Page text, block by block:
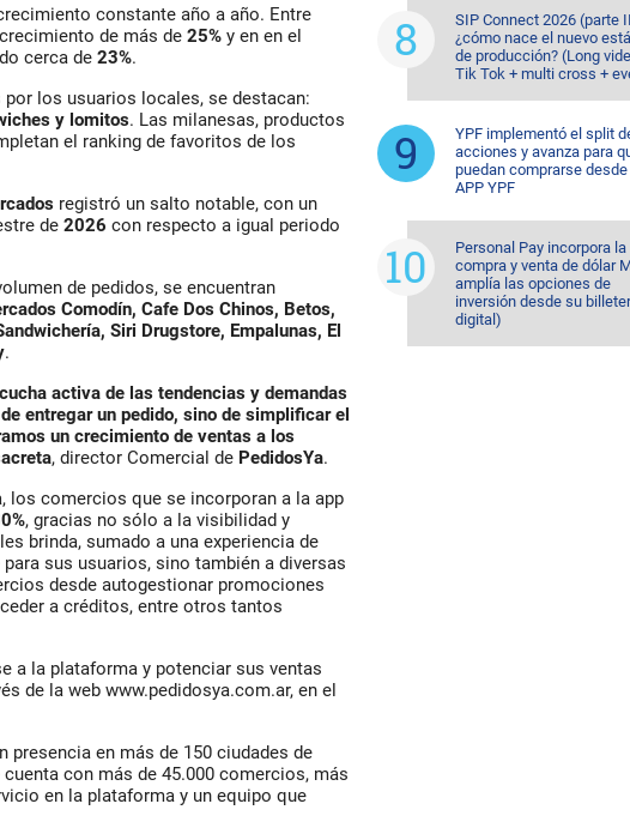
constante año a año. Entre
de más de 25% y en en el
cerca de 23%.
los usuarios locales, se destacan:
y lomitos. Las milanesas, productos
el ranking de favoritos de los
registró un salto notable, con un
de 2026 con respecto a igual periodo
de pedidos, se encuentran
Comodín, Cafe Dos Chinos, Betos,
Siri Drugstore, Empalunas, El
.
activa de las tendencias y demandas
entregar un pedido, sino de simplificar el
un crecimiento de ventas a los
, director Comercial de PedidosYa.
los comercios que se incorporan a la app
, gracias no sólo a la visibilidad y
brinda, sumado a una experiencia de
sus usuarios, sino también a diversas
desde autogestionar promociones
a créditos, entre otros tantos
a la plataforma y potenciar sus ventas
de la web www.pedidosya.com.ar, en el
presencia en más de 150 ciudades de
cuenta con más de 45.000 comercios, más
en la plataforma y un equipo que
SIP Connect 2026 (parte
¿cómo nace el nuevo
de producción? (Long
Tik Tok + multi cross +
YPF implementó el split
acciones y avanza para
puedan comprarse desde
APP YPF
Personal Pay incorpora la
compra y venta de dólar
amplía las opciones de
inversión desde su
digital)